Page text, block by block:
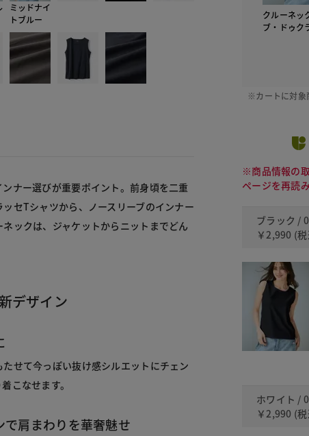
ミッドナイ
トブルー
ナー選びが重要ポイント。前身頃を二重
セTシャツから、ノースリーブのインナー
ックは、ジャケットからニットまでどん
デザイン
せて今っぽい抜け感シルエットにチェン
こなせます。
肩まわりを華奢魅せ
クルーネッ
ブ・ドゥク
※カートに対象
※商品情報の
ページを再読
ブラック /
￥2,990 (
ホワイト /
￥2,990 (